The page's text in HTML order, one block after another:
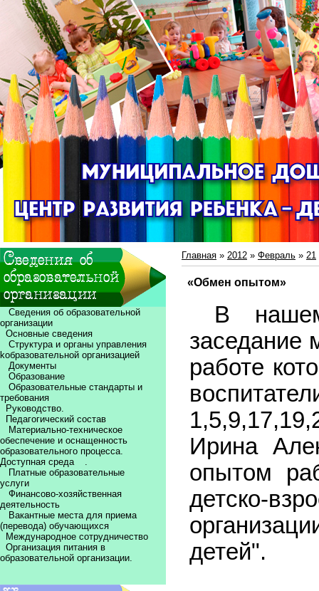
Сведения об образовательной
организации
Основные сведения
Структура и органы управления
kобразовательной организацией
Документы
Образование
Образовательные стандарты и
требования
Руководство.
Педагогический состав
Материально-техническое
обеспечение и оснащенность
образовательного процесса.
Доступная среда
.
Платные образовательные
услуги
Финансово-хозяйственная
деятельность
Вакантные места для приема
(перевода) обучающихся
Международное сотрудничество
Организация питания в
образовательной организации.
Главная » 2012 » Февраль » 21
«Обмен опытом»
В нашем
заседание
работе
Ирина
опытом
детско-
детей".